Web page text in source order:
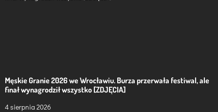
Męskie Granie 2026 we Wrocławiu. Burza przerwała festiwal, ale
finał wynagrodził wszystko [ZDJĘCIA]
4 sierpnia 2026